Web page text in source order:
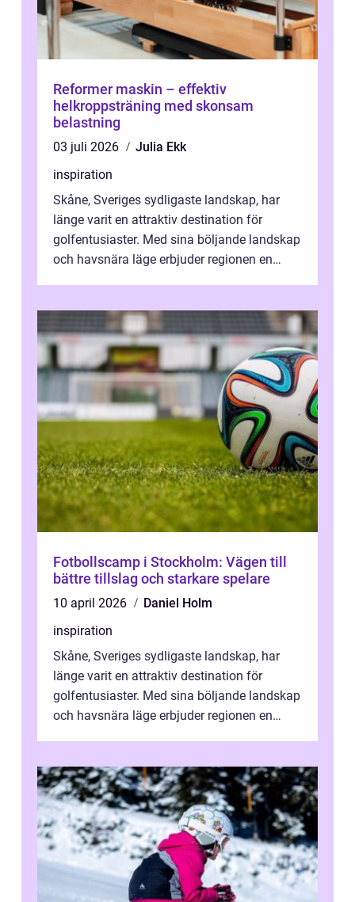
Reformer maskin – effektiv
helkroppsträning med skonsam
belastning
03 juli 2026
Julia Ekk
inspiration
Skåne, Sveriges sydligaste landskap, har
länge varit en attraktiv destination för
golfentusiaster. Med sina böljande landskap
och havsnära läge erbjuder regionen en
Fotbollscamp i Stockholm: Vägen till
bättre tillslag och starkare spelare
10 april 2026
Daniel Holm
inspiration
Skåne, Sveriges sydligaste landskap, har
länge varit en attraktiv destination för
golfentusiaster. Med sina böljande landskap
och havsnära läge erbjuder regionen en